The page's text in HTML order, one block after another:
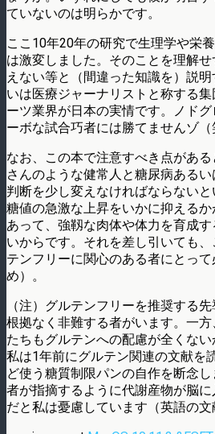
ていないのは明らかです。
ここ10年20年の研究で生理学や栄
は激変しました。そのことを理解
えない等と（間違った知識を）説
いは医療ジャーナリストと称する
ーツ業界が日本の実情です。ノド
ーボな試合巧者には勝てませんゾ（
なお、この本で注意すべき点があ
さんのような健常人と糖尿病ある
判断を少し変えなければならない
糖値の急激な上昇をいかに抑える
あって、強靱な肉体や体力を育成
いからです。それを差し引いても
テンフリーに関心のある者にとっ
め）。
（注）グルテンフリーを推奨する
根拠なく非難する者がいます。一
たちもグルテンへの配慮が全くない
私は1年前にグルテン関連の文献を
ど使う糖質制限パンの自作を断念
者が指摘するように代謝産物が脳
だと私は憂慮しています（英語の文